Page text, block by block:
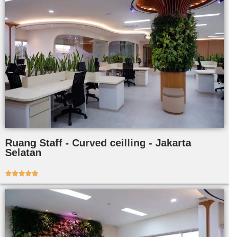
Ruang Staff - Curved ceilling - Jakarta
Selatan
